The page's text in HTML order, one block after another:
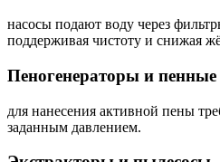
насосы подают воду через
поддерживая чистоту и снижая
Пеногенераторы и пенные
для нанесения активной пены
заданным давлением.